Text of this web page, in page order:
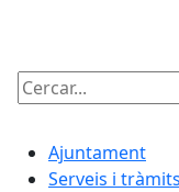
Cercar:
Ajuntament
Serveis i tràmits